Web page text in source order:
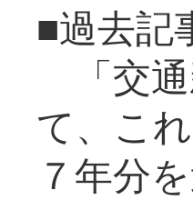
■過去
「交
て、こ
７年分